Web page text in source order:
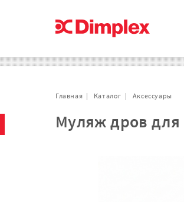
Главная Каталог Аксессуары
Муляж дров для